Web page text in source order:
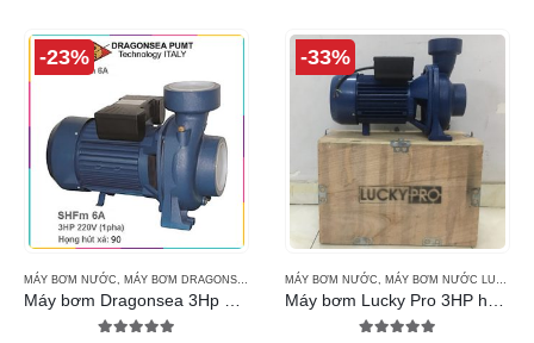
-23%
MÁY BƠM NƯỚC, MÁY BƠM DRAGONSEA PUMP
-33%
MÁY BƠM NƯỚC, MÁY BƠM NƯỚC LUCKY PRO